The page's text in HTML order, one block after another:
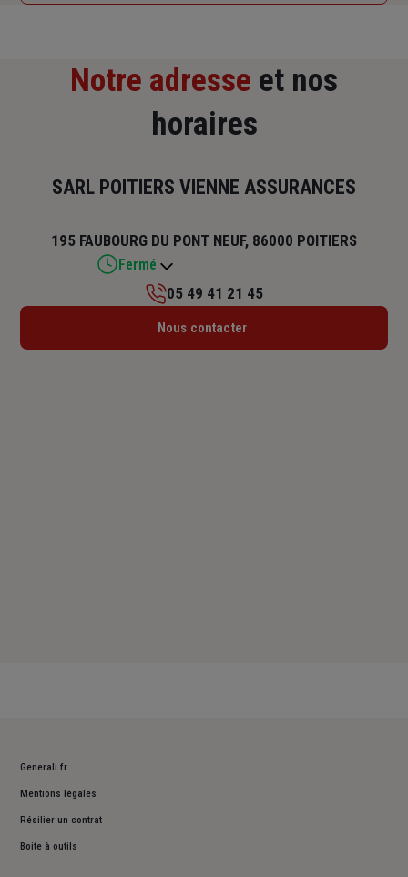
Notre adresse et nos
horaires
SARL POITIERS VIENNE ASSURANCES
195 FAUBOURG DU PONT NEUF, 86000 POITIERS
Fermé
Lundi : 09h – 12h / 14h – 17h30
05 49 41 21 45
Nous contacter
Generali.fr
Mentions légales
Résilier un contrat
Boite à outils